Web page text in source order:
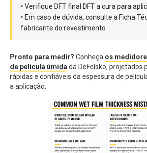
• Verifique DFT final DFT a cura para
• Em caso de dúvida, consulte a Ficha
fabricante do revestimento
Pronto para medir? Conheça os
de película úmida da DeFelsko, projetados
rápidas e confiáveis da espessura de
a aplicação.